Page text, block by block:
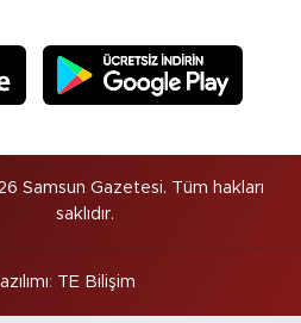
Samsun Gazetesi. Tüm hakları
saklıdır.
: TE Bilişim